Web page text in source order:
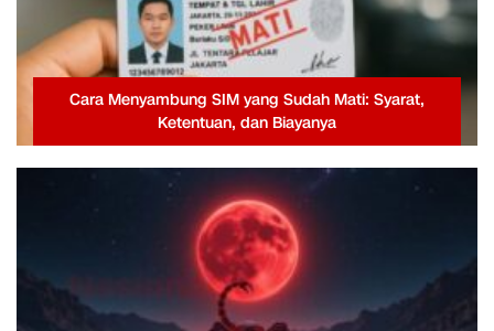
Cara Menyambung SIM yang Sudah Mati: Syarat,
Ketentuan, dan Biayanya